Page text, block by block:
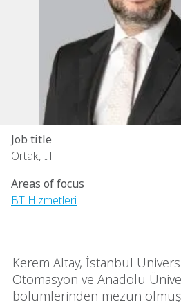
Job title
Ortak, IT
Areas of focus
BT Hizmetleri
Kerem Altay, İstanbul
Otomasyon ve Anadolu
bölümlerinden mezun